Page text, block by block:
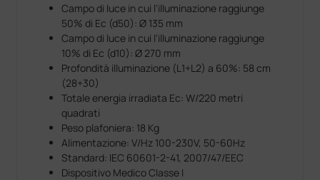
Campo di luce in cui l'illuminazione raggiunge
50% di Ec (d50): Ø 135 mm
Campo di luce in cui l'illuminazione raggiunge
10% di Ec (d10): Ø 270 mm
Profondità illuminazione (L1+L2) a 60%: 58 cm
(28+30)
Totale energia irradiata Ec: W/220 metri
quadrati
Peso plafoniera: 18 Kg
Alimentazione: V/Hz 100-230V, 50-60Hz
Standard: IEC 60601-2-41, 2007/47/EEC
Dispositivo Medico Classe I